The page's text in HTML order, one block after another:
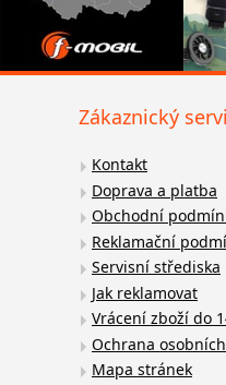
Zákaznický
Kontakt
Doprava a platba
Obchodní
Reklamační
Servisní střediska
Jak reklamovat
Vrácení zboží do
Ochrana
Mapa stránek